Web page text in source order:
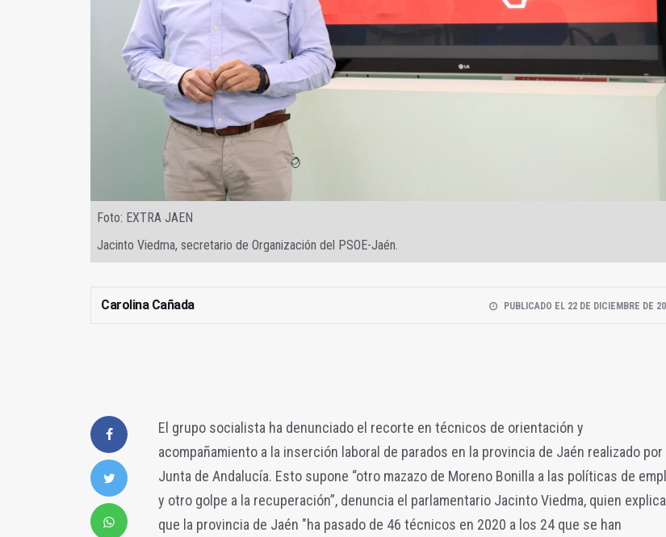
Foto: EXTRA JAEN
Jacinto Viedma, secretario de Organización del PSOE-Jaén.
Carolina Cañada PUBLICADO EL 22 DE DICIEMBRE DE
El grupo socialista ha denunciado el recorte en técnicos de orientación y
acompañamiento a la inserción laboral de parados en la provincia de Jaén realizado por
Junta de Andalucía. Esto supone “otro mazazo de Moreno Bonilla a las políticas de
y otro golpe a la recuperación”, denuncia el parlamentario Jacinto Viedma, quien explica
que la provincia de Jaén "ha pasado de 46 técnicos en 2020 a los 24 que se han